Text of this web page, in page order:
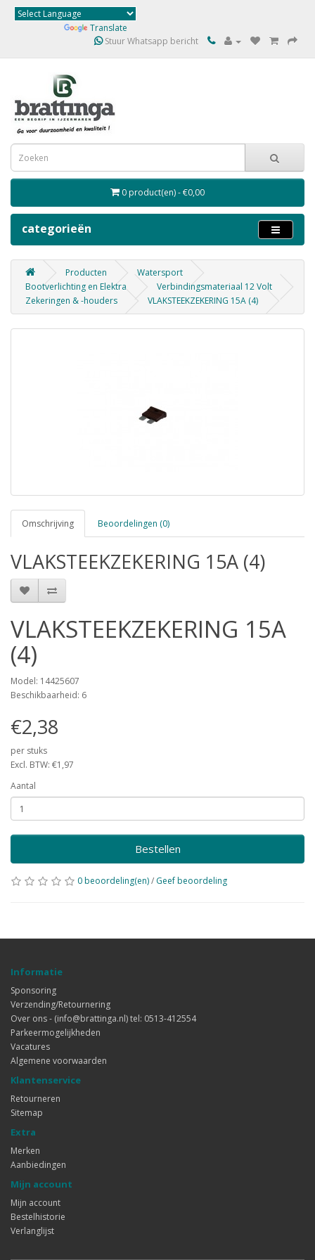
Translate
Stuur Whatsapp bericht
0 product(en) - €0,00
categorieën
Producten
Watersport
Bootverlichting en Elektra
Verbindingsmateriaal 12 Volt
Zekeringen & -houders
VLAKSTEEKZEKERING 15A (4)
Omschrijving Beoordelingen (0)
VLAKSTEEKZEKERING 15A (4)
VLAKSTEEKZEKERING 15A
(4)
Model: 14425607
Beschikbaarheid: 6
€2,38
per stuks
Excl. BTW: €1,97
Aantal
Bestellen
0 beoordeling(en)/ Geef beoordeling
Informatie
Sponsoring
Verzending/Retournering
Over ons - (info@brattinga.nl) tel: 0513-412554
Parkeermogelijkheden
Vacatures
Algemene voorwaarden
Klantenservice
Retourneren
Sitemap
Extra
Merken
Aanbiedingen
Mijn account
Mijn account
Bestelhistorie
Verlanglijst